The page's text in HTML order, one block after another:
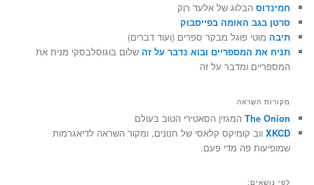
חמינדוס הבלוג של אלעד רוֶק
סרטן בגב האומה בפייסבוק
תיבה מוטי פוגל מבקר ספרים (ועוד דברים)
תניח את המספריים ובוא נדבר על זה שלום בוגוסלבסקי מניח את
המספריים ומדבר על זה
מקורות השראה
The Onion המגזין הסאטירי הטוב בעולם
XKCD ווב קומיקס קלאסי של חנונים, ומקור השראה לדיאגרמות
שמופיעות פה מדי פעם.
לפי נושאים: